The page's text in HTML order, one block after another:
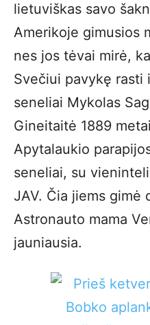
lietuviškas savo
Amerikoje gimusios
nes jos tėvai mirė,
Svečiui pavykę rasti
seneliai Mykolas
Gineitaitė 1889
Apytalaukio
seneliai, su
JAV. Čia jiems gimė
Astronauto mama
jauniausia.